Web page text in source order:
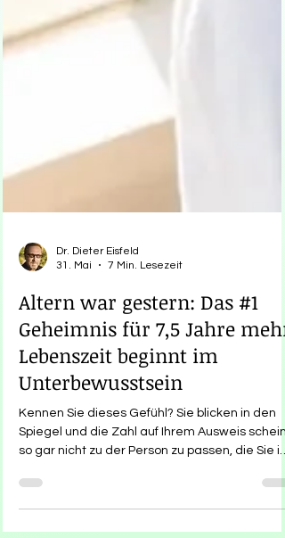
Dr. Dieter Eisfeld
Altern war gestern: Das #1
Geheimnis für 7,5 Jahre mehr
Lebenszeit beginnt im
Unterbewusstsein
Kennen Sie dieses Gefühl? Sie blicken in den
Spiegel und die Zahl auf Ihrem Ausweis scheint
Inneren fühlen. Die Gesellschaft vermittelt uns